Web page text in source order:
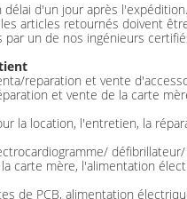
d'un jour après l'expédition.
articles retournés doivent
un de nos ingénieurs
reparation et vente
et vente de la carte
la location, l'entretien, la
carte mère, l'alimentation
de PCB, alimentation